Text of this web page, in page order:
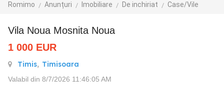
Romimo Anunțuri Imobiliare De inchiriat Case/Vile
Vila Noua Mosnita Noua
1 000 EUR
Timis, Timisoara
Valabil din 8/7/2026 11:46:05 AM